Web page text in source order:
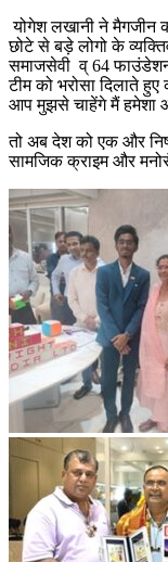
योगेश लखानी ने मैगजीन
छोटे से बड़े लोगो के
समाजसेवी व् 64 फाउंडेशन
टीम को भरोसा दिलाते
आप मुझसे चाहेंगे मैं हमेशा
तो अब देश को एक और
सामजिक क्राइम और